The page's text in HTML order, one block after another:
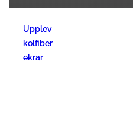
Upplev
kolfiber
ekrar